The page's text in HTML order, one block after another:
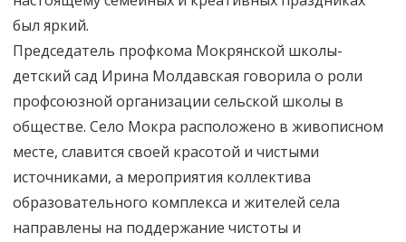
был яркий.
Председатель профкома Мокрянской школы-
детский сад Ирина Молдавская говорила о роли
профсоюзной организации сельской школы в
обществе. Село Мокра расположено в живописном
месте, славится своей красотой и чистыми
источниками, а мероприятия коллектива
образовательного комплекса и жителей села
направлены на поддержание чистоты и